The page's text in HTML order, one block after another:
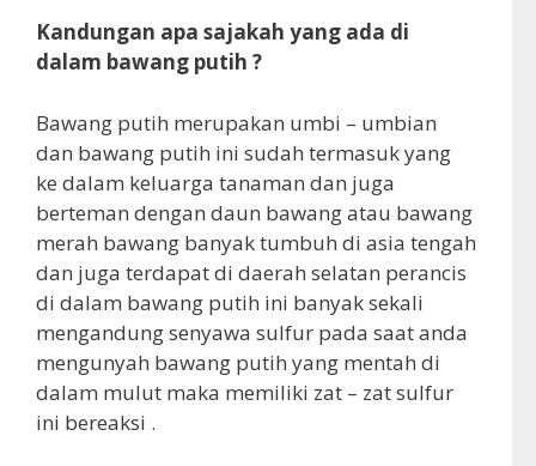
Kandungan apa sajakah yang ada di
dalam bawang putih ?
Bawang putih merupakan umbi – umbian
dan bawang putih ini sudah termasuk yang
ke dalam keluarga tanaman dan juga
berteman dengan daun bawang atau bawang
merah bawang banyak tumbuh di asia tengah
dan juga terdapat di daerah selatan perancis
di dalam bawang putih ini banyak sekali
mengandung senyawa sulfur pada saat anda
mengunyah bawang putih yang mentah di
dalam mulut maka memiliki zat – zat sulfur
ini bereaksi .